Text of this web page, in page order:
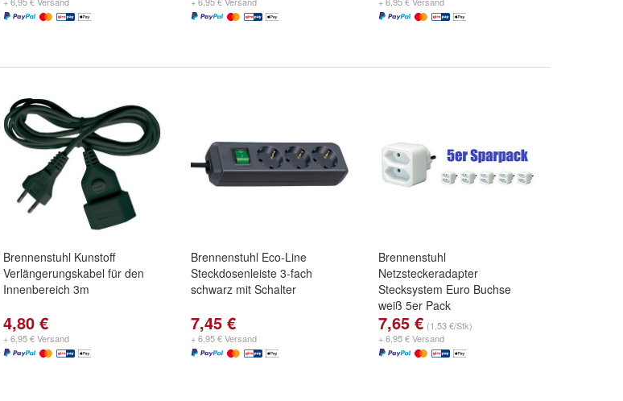
Brennenstuhl Kunstoff
Verlängerungskabel für den
Innenbereich 3m
4,80 €
+ 6,95 € Versand
Brennenstuhl Eco-Line
Steckdosenleiste 3-fach
schwarz mit Schalter
7,45 €
+ 6,95 € Versand
Brennenstuhl
Netzsteckeradapter
Stecksystem Euro Buchse
weiß 5er Pack
7,65 € (1,53 €/Stk)
+ 6,95 € Versand